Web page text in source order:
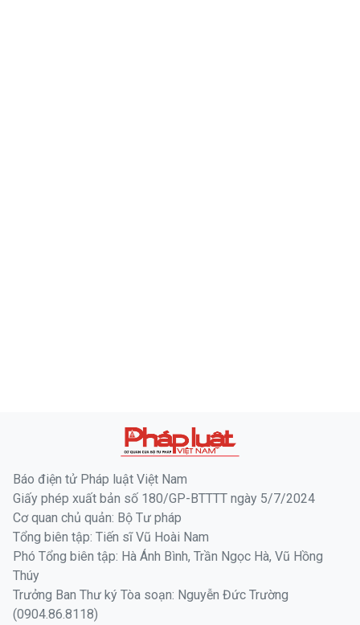
Báo điện tử Pháp luật Việt Nam
Giấy phép xuất bản số 180/GP-BTTTT ngày 5/7/2024
Cơ quan chủ quản: Bộ Tư pháp
Tổng biên tập: Tiến sĩ Vũ Hoài Nam
Phó Tổng biên tập: Hà Ánh Bình, Trần Ngọc Hà, Vũ Hồng
Thúy
Trưởng Ban Thư ký Tòa soạn: Nguyễn Đức Trường
(0904.86.8118)